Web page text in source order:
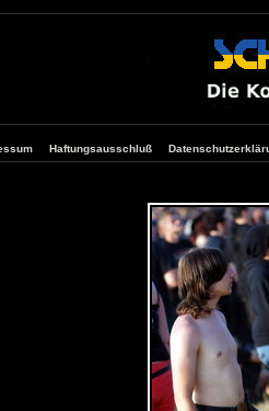
Haftungsausschluß